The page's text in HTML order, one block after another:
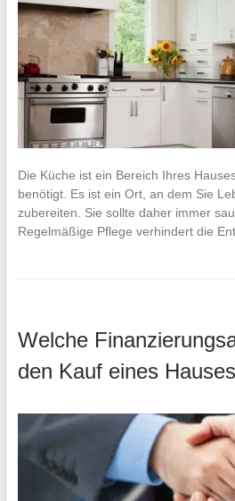
Die Küche ist ein Bereich Ihres
benötigt. Es ist ein Ort, an dem Sie
zubereiten. Sie sollte daher immer
Regelmäßige Pflege verhindert die
Welche
den Kauf eines